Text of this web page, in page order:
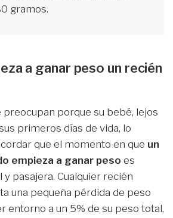
gramos.
a ganar peso un recién
preocupan porque su bebé, lejos
primeros días de vida, lo
que el momento en que un
empieza a ganar peso es
pasajera. Cualquier recién
una pequeña pérdida de peso
entorno a un 5% de su peso total,